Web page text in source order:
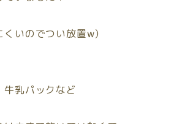
くいのでつい放置w）
乳パックなど